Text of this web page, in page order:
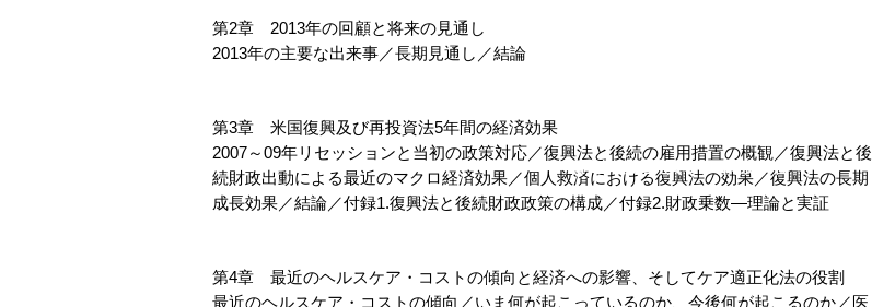
第2章 2013年の回顧と将来の見通し
2013年の主要な出来事／長期見通し／結論
第3章 米国復興及び再投資法5年間の経済効果
2007～09年リセッションと当初の政策対応／復興法と後続の雇用措置の概観／復興法と後
続財政出動による最近のマクロ経済効果／個人救済における復興法の効果／復興法の長期
成長効果／結論／付録1.復興法と後続財政政策の構成／付録2.財政乗数―理論と実証
第4章 最近のヘルスケア・コストの傾向と経済への影響、そしてケア適正化法の役割
最近のヘルスケア・コストの傾向／いま何が起こっているのか、今後何が起こるのか／医
『日本占領期性売買 ＧＨＱ関係資料』